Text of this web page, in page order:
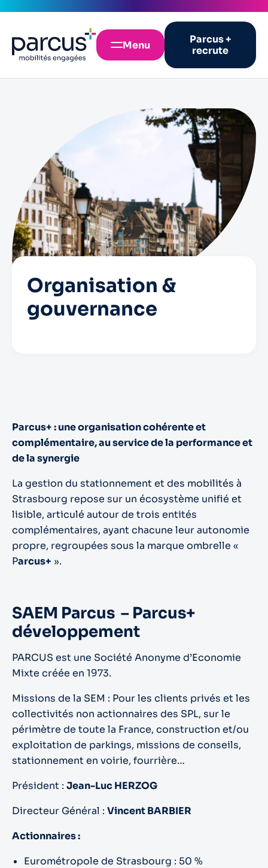
Menu
Parcus +
recrute
Organisation &
gouvernance
Parcus+ : une organisation cohérente et
complémentaire, au service de la performance et
de la synergie
La gestion du stationnement et des mobilités à
Strasbourg repose sur un écosystème unifié et
lisible, articulé autour de trois entités
complémentaires, ayant chacune leur autonomie
propre, regroupées sous la marque ombrelle «
Parcus+ ».
SAEM Parcus – Parcus+
développement
PARCUS est une Société Anonyme d’Economie
Mixte créée en 1973.
Missions de la SEM : Pour les clients privés et les
collectivités non actionnaires des SPL, sur le
périmètre de toute la France, construction et/ou
exploitation de parkings, missions de conseils,
stationnement en voirie, fourrière…
Président : Jean-Luc HERZOG
Directeur Général : Vincent BARBIER
Actionnaires :
Eurométropole de Strasbourg : 50 %